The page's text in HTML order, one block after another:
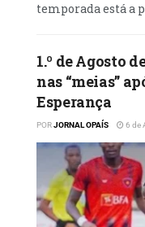
Lobito.
com a vitória do
Guelson FC, por
temporada está a
1.º de Agosto
nas “meias”
Esperança
PORJORNAL OPAÍS 6 de